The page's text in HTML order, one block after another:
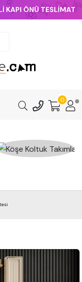
KAPI ÖNÜ TESLİMAT
0